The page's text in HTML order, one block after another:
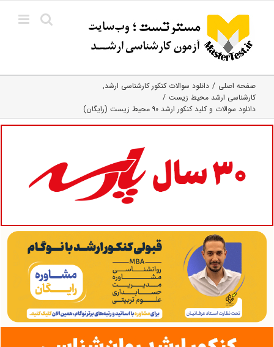
content
صفحه اصلی
دانلود سوالات کنکور کارشناسی ارشد
کارشناسی ارشد محیط زیست
دانلود سوالات و کلید کنکور ارشد ۹۰ محیط زیست (رایگان)